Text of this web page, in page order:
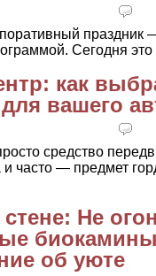
праздник
Сегодня это
как
вашего
средство
и часто — предмет
Не
об уюте